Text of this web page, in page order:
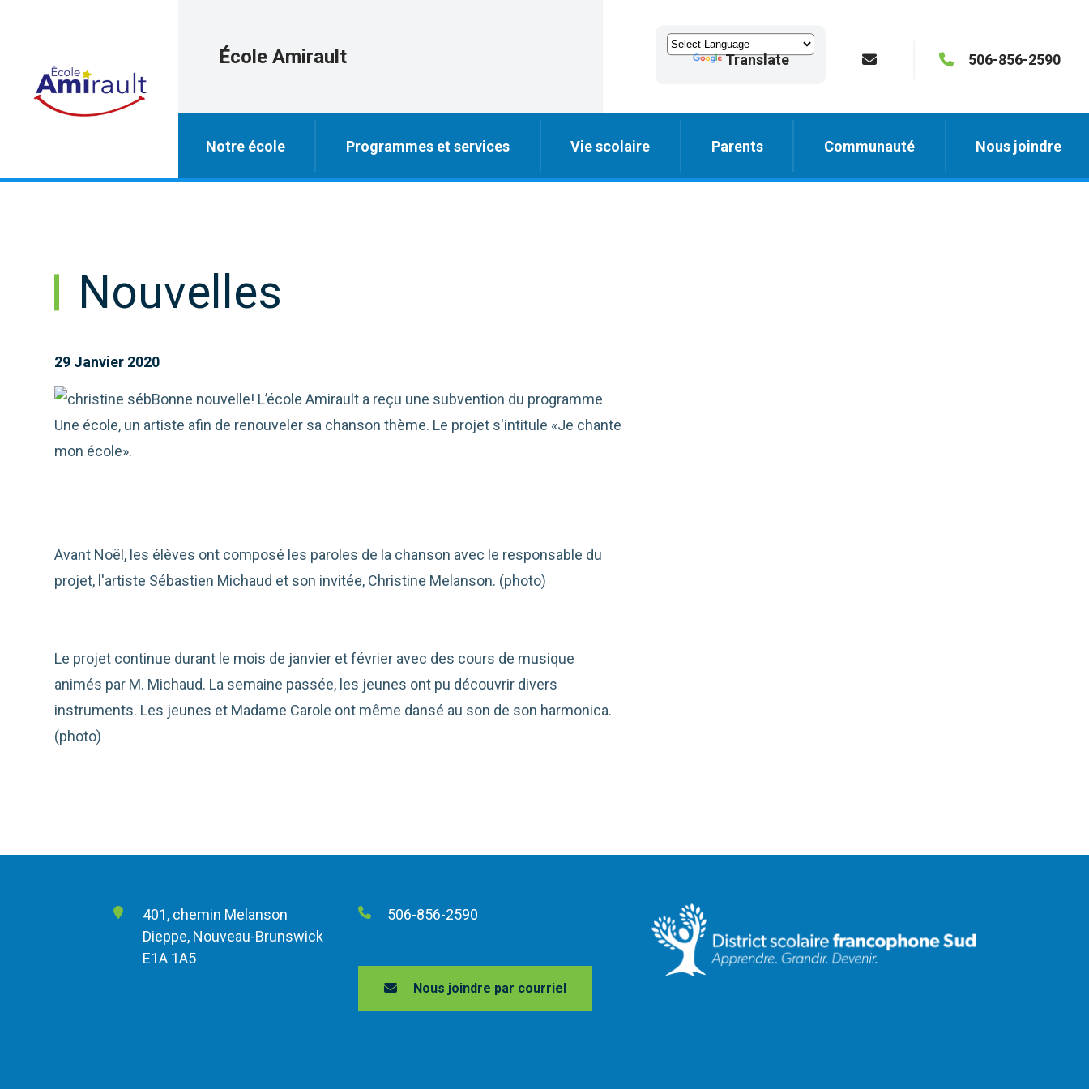
École Amirault Translate 506-856-2590
Notre école Programmes et services Vie scolaire Parents Communauté Nous joindre
Nouvelles
29 Janvier 2020
Bonne nouvelle! L’école Amirault a reçu une subvention du programme
Une école, un artiste afin de renouveler sa chanson thème. Le projet s'intitule «Je chante
mon école».
Avant Noël, les élèves ont composé les paroles de la chanson avec le responsable du
projet, l'artiste Sébastien Michaud et son invitée, Christine Melanson. (photo)
Le projet continue durant le mois de janvier et février avec des cours de musique
animés par M. Michaud. La semaine passée, les jeunes ont pu découvrir divers
instruments. Les jeunes et Madame Carole ont même dansé au son de son harmonica.
(photo)
401, chemin Melanson
Dieppe, Nouveau-Brunswick
E1A 1A5
506-856-2590
Nous joindre par courriel